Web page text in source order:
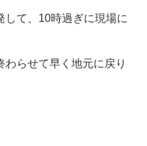
して、10時過ぎに現場に
らせて早く地元に戻り